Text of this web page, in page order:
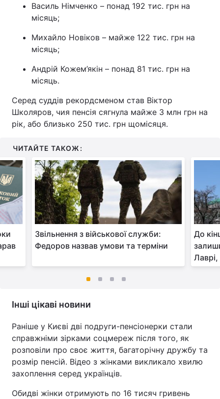
Василь Німченко – понад 192 тис. грн на
місяць;
Михайло Новіков – майже 122 тис. грн на
місяць;
Андрій Кожем’якін – понад 81 тис. грн на
місяць.
Серед суддів рекордсменом став Віктор
Школяров, чия пенсія сягнула майже 3 млн грн на
рік, або близько 250 тис. грн щомісяця.
ЧИТАЙТЕ ТАКОЖ:
Звільнення з військової служби:
Федоров назвав умови та терміни
До
Інші цікаві новини
Раніше у Києві дві подруги-пенсіонерки стали
справжніми зірками соцмереж після того, як
розповіли про своє життя, багаторічну дружбу та
розмір пенсій. Відео з жінками викликало хвилю
захоплення серед українців.
Обидві жінки отримують по 16 тисяч гривень